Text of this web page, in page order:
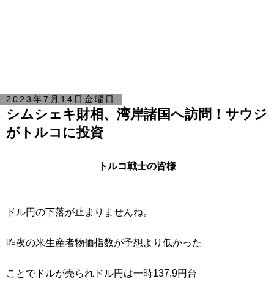
2023年7月14日金曜日
シムシェキ財相、湾岸諸国へ訪問！サウジ
がトルコに投資
トルコ戦士の皆様
ドル円の下落が止まりませんね。
昨夜の米生産者物価指数が予想より低かった
ことでドルが売られドル円は一時137.9円台